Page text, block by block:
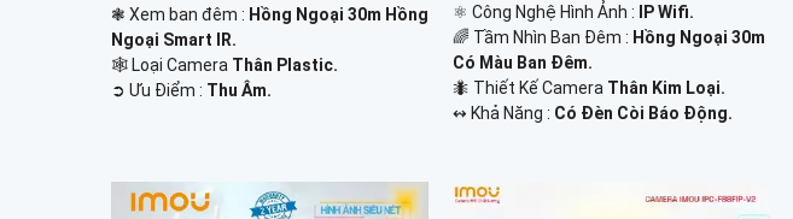
❃ Xem ban đêm : Hồng Ngoại 30m Hồng
Ngoại Smart IR.
🕸️ Loại Camera Thân Plastic.
️➲ Ưu Điểm : Thu Âm.
⚛️ Công Nghệ Hình Ảnh :
IP Wifi.
🌈 Tầm Nhìn Ban Đêm : Hồng Ngoại 30m
Có Màu Ban Đêm.
🐜 Thiết Kế Camera Thân Kim Loại.
️↭ Khả Năng : Có Đèn Còi Báo Động.